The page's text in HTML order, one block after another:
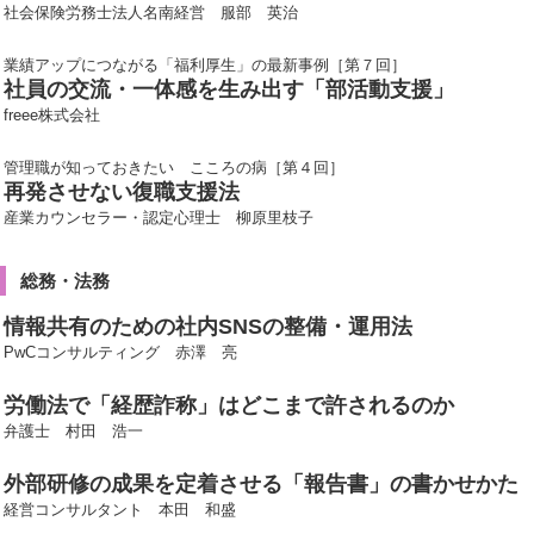
社会保険労務士法人名南経営 服部 英治
業績アップにつながる「福利厚生」の最新事例［第７回］
社員の交流・一体感を生み出す「部活動支援」
freee株式会社
管理職が知っておきたい こころの病［第４回］
再発させない復職支援法
産業カウンセラー・認定心理士 柳原里枝子
総務・法務
情報共有のための社内SNSの整備・運用法
PwCコンサルティング 赤澤 亮
労働法で「経歴詐称」はどこまで許されるのか
弁護士 村田 浩一
外部研修の成果を定着させる「報告書」の書かせかた
経営コンサルタント 本田 和盛